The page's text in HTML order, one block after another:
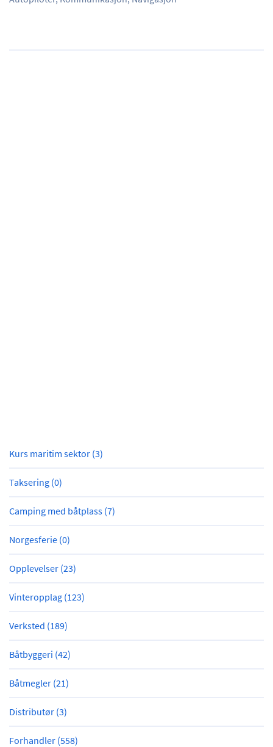
Kurs maritim sektor (3)
Taksering (0)
Camping med båtplass (7)
Norgesferie (0)
Opplevelser (23)
Vinteropplag (123)
Verksted (189)
Båtbyggeri (42)
Båtmegler (21)
Distributør (3)
Forhandler (558)